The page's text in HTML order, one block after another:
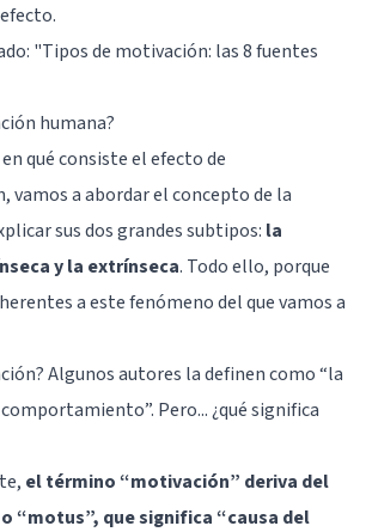
"Tipos de motivación: las 8 fuentes
humana?
qué consiste el efecto de
vamos a abordar el concepto de la
sus dos grandes subtipos: la
y la extrínseca. Todo ello, porque
a este fenómeno del que vamos a
Algunos autores la definen como “la
Pero... ¿qué significa
el término “motivación” deriva del
“motus”, que significa “causa del